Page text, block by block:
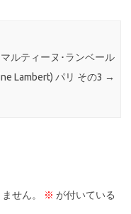
マルティーヌ･ランベール
Lambert) パリ その3 →
せん。 ※ が付いている